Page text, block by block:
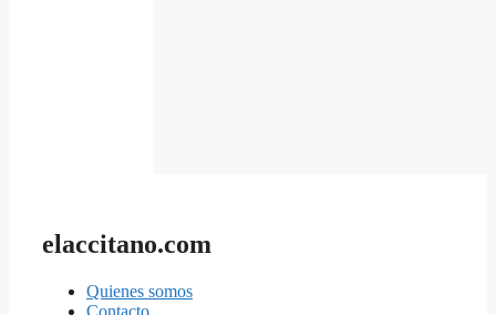
elaccitano.com
Quienes somos
Contacto